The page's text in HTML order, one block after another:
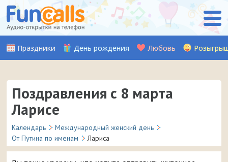
Праздники День рождения Любовь
Поздравления с 8 марта
Ларисе
Календарь
Международный женский день
От Путина по именам
Лариса